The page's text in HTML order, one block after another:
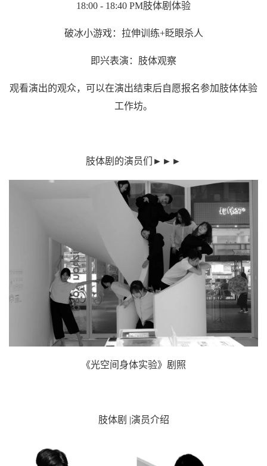
18:00 - 18:40 PM肢体剧体验
破冰小游戏：拉伸训练+眨眼杀人
即兴表演：肢体观察
观看演出的观众，可以在演出结束后自愿报名参加肢体体验
工作坊。
肢体剧的演员们 ►►►
《光空间身体实验》剧照
肢体剧 |演员介绍